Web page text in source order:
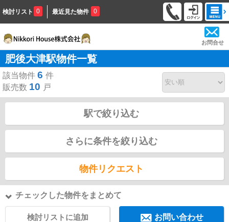
検討リスト 0 最近見た物件 0
お問合せ
肥後大津駅物件一覧
該当物件 6 件
販売数 10 戸
駅で絞り込む
さらに条件を絞り込む
物件リクエスト
チェックした物件をまとめて
検討リストに追加 お問い合わせ